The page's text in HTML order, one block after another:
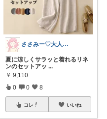
ささみー♡大人可愛いファッション
夏に涼しくサラッと着れるリネ
ンのセットアッ ...
￥ 9,110
0 0 8
コレ いいね